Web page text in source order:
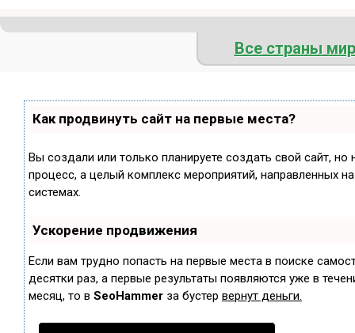
Все страны
Как продвинуть сайт на первые места?
Вы создали или только планируете создать свой сайт,
процесс, а целый комплекс мероприятий, направленных
системах.
Ускорение продвижения
Если вам трудно попасть на первые места в поиске
десятки раз, а первые результаты появляются уже в
месяц, то в SeoHammer за бустер вернут деньги.